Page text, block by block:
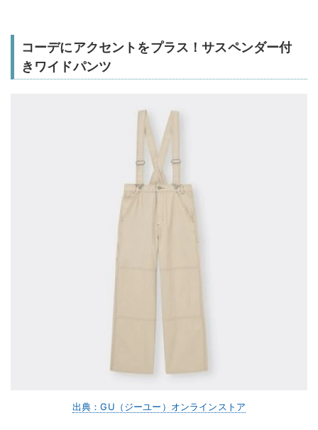
コーデにアクセントをプラス！サスペンダー付
きワイドパンツ
出典：GU（ジーユー）オンラインストア